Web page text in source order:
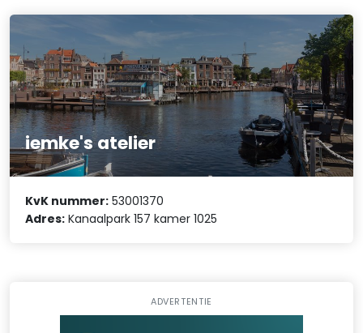
iemke's atelier
KvK nummer: 53001370
Adres: Kanaalpark 157 kamer 1025
ADVERTENTIE